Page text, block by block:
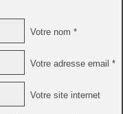
Votre nom *
Votre adresse email *
Votre site internet